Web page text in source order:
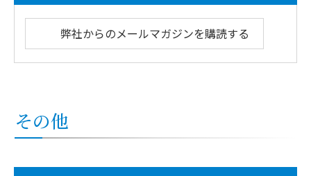
弊社からのメールマガジンを購読する
その他